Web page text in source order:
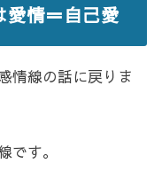
愛情＝自己愛
情線の話に戻りま
す。